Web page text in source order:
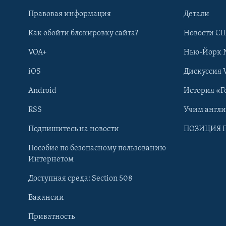
Learning English
Языки
Правовая информация
Как обойти блокировку сайта?
VOA+
iOS
Android
RSS
Подпишитесь на новости
Пособие по безопасному пользованию
Интернетом
Доступная среда: Section 508
Вакансии
Приватность
Детали
Новости
Нью-Йорк
Дискуссия
История
Учим
ПОЗИЦИЯ